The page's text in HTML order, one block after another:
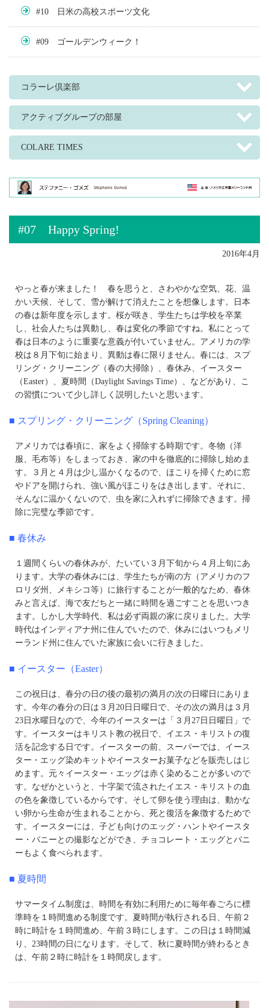
#10 日米の高校スポーツ文化
#09 ゴールデンウィーク！
コラーレ倶楽部
アクティブグループの部屋
COLARE TIMES
#07 Happy Spring!
2016年4月
やっと春が来ました！ 春を思うと、さわやかな空気、花、温
かい天候、そして、雪が解けて消えたことを想像します。日本
の春は新年度を示します。桜が咲き、学生たちは学校を卒業
し、社会人たちは異動し、春は変化の季節ですね。私にとって
春は日本のように重要な意義が付いていません。アメリカの学
校は８月下旬に始まり、異動は春に限りません。春には、スプ
リング・クリーニング（春の大掃除）、春休み、イースター
（Easter）、夏時間（Daylight Savings Time）、などがあり、こ
の習慣について少し詳しく説明したいと思います。
■ スプリング・クリーニング（Spring Cleaning）
アメリカでは春頃に、家をよく掃除する時期です。冬物（洋
服、毛布等）をしまっておき、家の中を徹底的に掃除し始めま
す。３月と４月は少し温かくなるので、ほこりを掃くために窓
やドアを開けられ、強い風がほこりをはき出します。それに、
そんなに温かくないので、虫を家に入れずに掃除できます。掃
除に完璧な季節です。
■ 春休み
１週間くらいの春休みが、たいてい３月下旬から４月上旬にあ
ります。大学の春休みには、学生たちが南の方（アメリカのフ
ロリダ州、メキシコ等）に旅行することが一般的なため、春休
みと言えば、海で友だちと一緒に時間を過ごすことを思いつき
ます。しかし大学時代、私は必ず両親の家に戻りました。大学
時代はインディアナ州に住んでいたので、休みにはいつもメリ
ーランド州に住んでいた家族に会いに行きました。
■ イースター（Easter）
この祝日は、春分の日の後の最初の満月の次の日曜日にありま
す。今年の春分の日は３月20日日曜日で、その次の満月は３月
23日水曜日なので、今年のイースターは「３月27日日曜日」で
す。イースターはキリスト教の祝日で、イエス・キリストの復
活を記念する日です。イースターの前、スーパーでは、イース
ター・エッグ染めキットやイースターお菓子などを販売しはじ
めます。元々イースター・エッグは赤く染めることが多いので
す。なぜかというと、十字架で流されたイエス・キリストの血
の色を象徴しているからです。そして卵を使う理由は、動かな
い卵から生命が生まれることから、死と復活を象徴するためで
す。イースターには、子ども向けのエッグ・ハントやイースタ
ー・バニーとの撮影などができ、チョコレート・エッグとバニ
ーもよく食べられます。
■ 夏時間
サマータイム制度は、時間を有効に利用ために毎年春ごろに標
準時を１時間進める制度です。夏時間が執行される日、午前２
時に時計を１時間進め、午前３時にします。この日は１時間減
り、23時間の日になります。そして、秋に夏時間が終わるとき
は、午前２時に時計を１時間戻します。